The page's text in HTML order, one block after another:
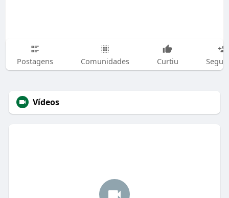
Postagens Comunidades Curtiu
Vídeos